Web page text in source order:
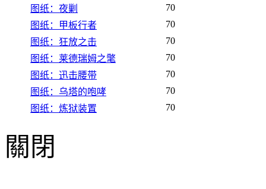
图纸：夜剿
70
图纸：甲板行者
70
图纸：狂放之击
70
图纸：莱德瑞姆之氅
70
图纸：迅击腰带
70
图纸：乌塔的咆哮
70
图纸：炼狱装置
70
關閉